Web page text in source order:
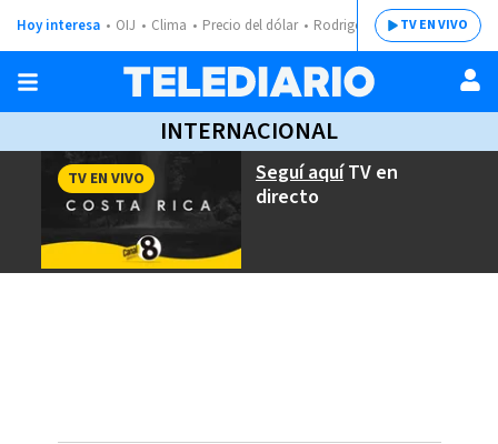
Hoy interesa OIJ Clima Precio del dólar Rodrigo ChavesTV EN VIVO
INTERNACIONAL
Seguí aquíTV en
directo
TV EN VIVO